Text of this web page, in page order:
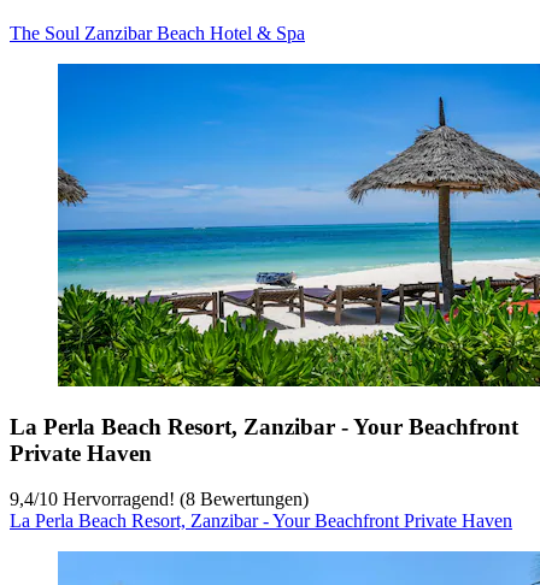
The Soul Zanzibar Beach Hotel & Spa
La Perla Beach Resort, Zanzibar - Your Beachfront
Private Haven
9,4/10 Hervorragend! (8 Bewertungen)
La Perla Beach Resort, Zanzibar - Your Beachfront Private Haven